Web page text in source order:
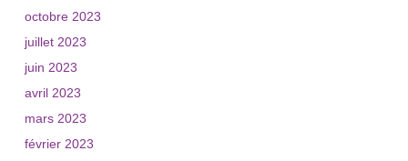
octobre 2023
juillet 2023
juin 2023
avril 2023
mars 2023
février 2023